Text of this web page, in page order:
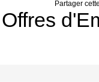
Partager
Offres